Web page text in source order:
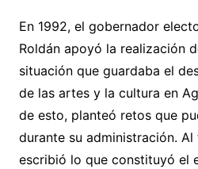
En 1992, el gobernador
Roldán apoyó la realización
situación que guardaba el
de las artes y la cultura en
de esto, planteó retos que
durante su administración.
escribió lo que constituyó el